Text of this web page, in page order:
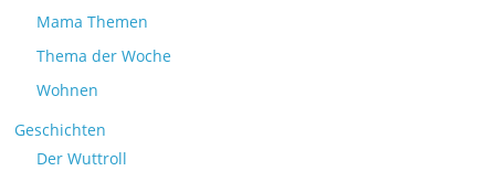
Mama Themen
Thema der Woche
Wohnen
Geschichten
Der Wuttroll